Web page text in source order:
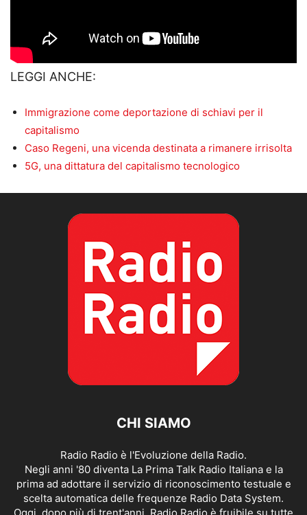
LEGGI ANCHE:
Immigrazione come deportazione di schiavi per il
capitalismo
Caso Regeni, una vicenda destinata a rimanere irrisolta
5G, una dittatura del capitalismo tecnologico
CHI SIAMO
Radio Radio è l'Evoluzione della Radio.
Negli anni '80 diventa La Prima Talk Radio Italiana e la
prima ad adottare il servizio di riconoscimento testuale e
scelta automatica delle frequenze Radio Data System.